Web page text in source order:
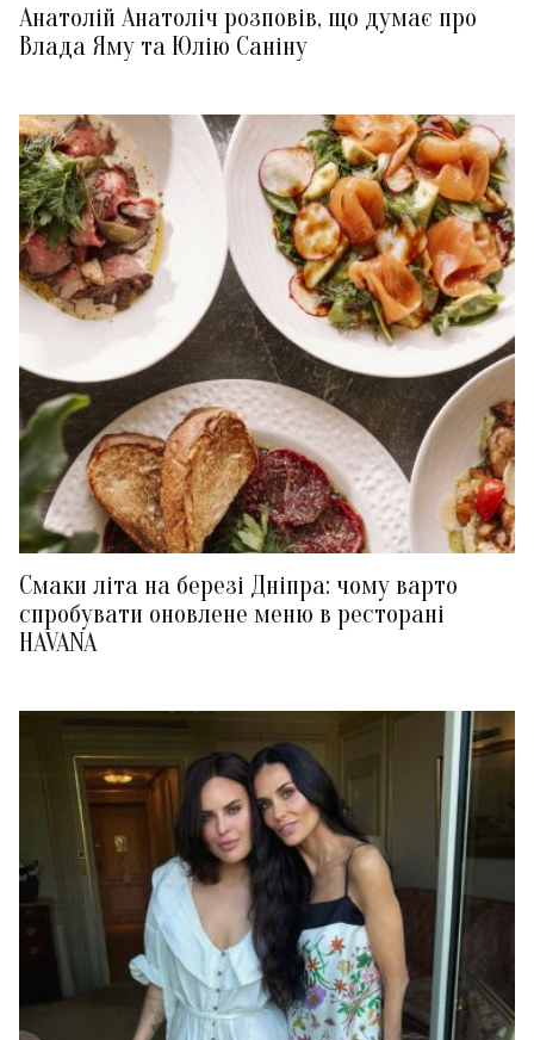
Анатолій Анатоліч розповів, що думає про
Влада Яму та Юлію Саніну
Смаки літа на березі Дніпра: чому варто
спробувати оновлене меню в ресторані
HAVANA